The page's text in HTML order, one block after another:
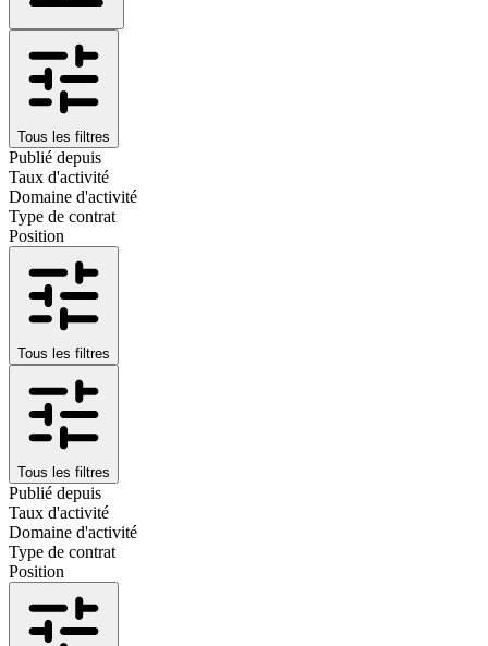
Tous les filtres
Publié depuis
Taux d'activité
Domaine d'activité
Type de contrat
Position
Tous les filtres
Tous les filtres
Publié depuis
Taux d'activité
Domaine d'activité
Type de contrat
Position